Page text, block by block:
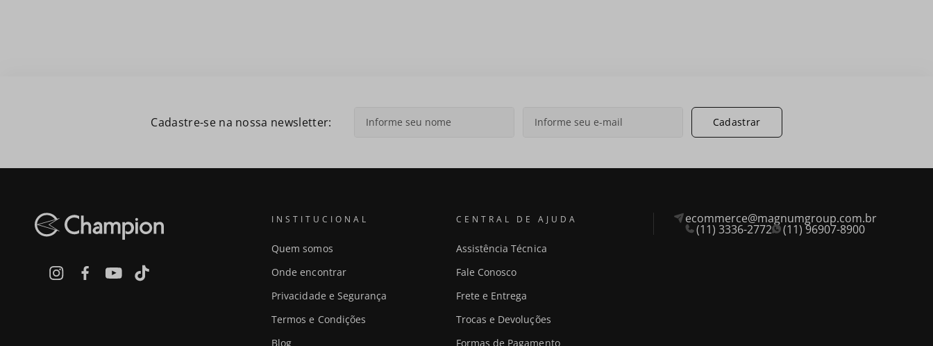
Cadastre-se na nossa newsletter: Cadastrar
INSTITUCIONAL
Quem somos
Onde encontrar
Privacidade e Segurança
Termos e Condições
Blog
CENTRAL DE AJUDA
Assistência Técnica
Fale Conosco
Frete e Entrega
Trocas e Devoluções
Formas de Pagamento
ecommerce@magnumgroup.com.br
(11) 3336-2772 (11) 96907-8900